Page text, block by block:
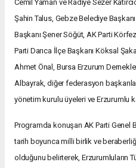
Cemil Yaman ve Radiye Sezer
Şahin Talus, Gebze Belediye
Başkanı Şener Söğüt, AK Parti
Parti Darıca İlçe Başkanı Köksal
Ahmet Önal, Bursa Erzurum
Albayrak, diğer federasyon
yönetim kurulu üyeleri ve Erzurumlu
Programda konuşan AK Parti Genel
tarih boyunca milli birlik ve
olduğunu belirterek, Erzurumluların